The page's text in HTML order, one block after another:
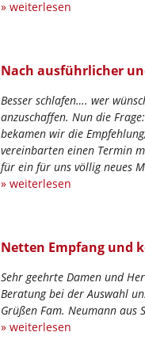
» weiterlesen
Nach ausführlicher
Besser schlafen…. wer
anzuschaffen. Nun die
bekamen wir die
vereinbarten einen Termin
für ein für uns völlig neues
» weiterlesen
Netten Empfang und
Sehr geehrte Damen und
Beratung bei der Auswahl
Grüßen Fam. Neumann aus
» weiterlesen